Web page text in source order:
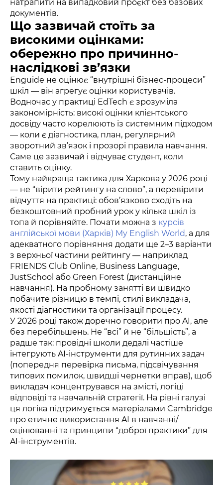
натрапити на випадковий проєкт без базових
документів.
Що зазвичай стоїть за
високими оцінками:
обережно про причинно-
наслідкові зв’язки
Enguide не оцінює “внутрішні бізнес-процеси”
шкіл — він агрегує оцінки користувачів.
Водночас у практиці EdTech є зрозуміла
закономірність: високі оцінки клієнтського
досвіду часто корелюють із системним підходом
— коли є діагностика, план, регулярний
зворотний зв’язок і прозорі правила навчання.
Саме це зазвичай і відчуває студент, коли
ставить оцінку.
Тому найкраща тактика для Харкова у 2026 році
— не “вірити рейтингу на слово”, а перевірити
відчуття на практиці: обов’язково сходіть на
безкоштовний пробний урок у кілька шкіл із
топа й порівняйте. Почати можна з курсів
англійської мови (Харків) My English World, а для
адекватного порівняння додати ще 2–3 варіанти
з верхньої частини рейтингу — наприклад
FRIENDS Club Online, Business Language,
JustSchool або Green Forest (дистанційне
навчання). На пробному занятті ви швидко
побачите різницю в темпі, стилі викладача,
якості діагностики та організації процесу.
У 2026 році також доречно говорити про AI, але
без перебільшень. Не “всі” й не “більшість”, а
радше так: провідні школи дедалі частіше
інтегрують AI-інструменти для рутинних задач
(попередня перевірка письма, підсвічування
типових помилок, швидші чернетки вправ), щоб
викладач концентрувався на змісті, логіці
відповіді та навчальній стратегії. На рівні галузі
ця логіка підтримується матеріалами Cambridge
про етичне використання AI в навчанні/
оцінюванні та принципи “доброї практики” для
AI-інструментів.